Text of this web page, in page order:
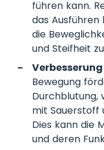
führen kann.
das
die
und Steifheit
Bewegung
Durchblutung,
mit Sauerstoff
Dies kann die
und deren